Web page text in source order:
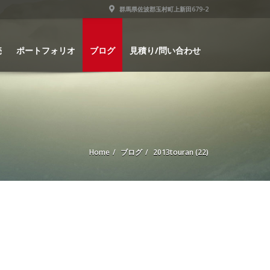
群馬県佐波郡玉村町上新田679-2
ポートフォリオ ブログ 見積り/問い合わせ
Home ブログ 2013touran (22)